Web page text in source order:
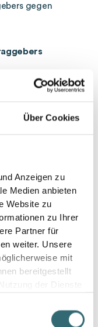
Über Cookies
Anzeigen zu
Medien anbieten
Website zu
zu Ihrer
Partner für
weiter. Unsere
mit
bereitgestellt
gegen
für die
Spezifikation
von allen
setzen, die für
unmittelbar
gilt auch für
des
alle auffälligen
Angaben der